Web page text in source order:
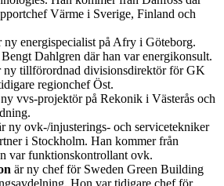
Värme i Sverige, Finland och
ny energispecialist på Afry i Göteborg.
Dahlgren där han var energikonsult.
ny tillförordnad divisionsdirektör för GK
regionchef Öst.
vvs-projektör på Rekonik i Västerås och
ny ovk-/injusterings- och servicetekniker
i Stockholm. Han kommer från
var funktionskontrollant ovk.
är ny chef för Sweden Green Building
Hon var tidigare chef för